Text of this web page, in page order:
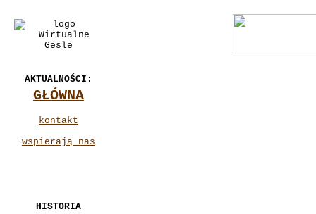
AKTUALNOŚCI:
GŁÓWNA
kontakt
wspierają nas
HISTORIA